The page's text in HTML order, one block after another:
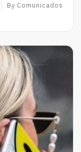
By Comunicados